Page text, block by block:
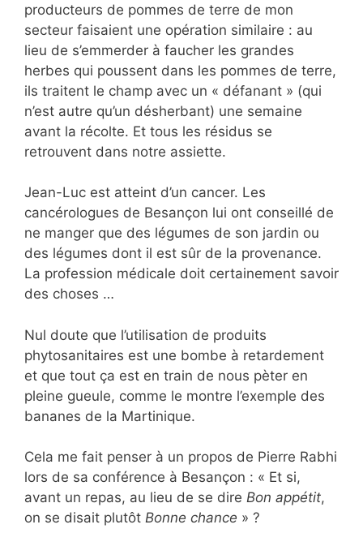
producteurs de pommes de terre de mon
secteur faisaient une opération similaire : au
lieu de s’emmerder à faucher les grandes
herbes qui poussent dans les pommes de terre,
ils traitent le champ avec un « défanant » (qui
n’est autre qu’un désherbant) une semaine
avant la récolte. Et tous les résidus se
retrouvent dans notre assiette.
Jean-Luc est atteint d’un cancer. Les
cancérologues de Besançon lui ont conseillé de
ne manger que des légumes de son jardin ou
des légumes dont il est sûr de la provenance.
La profession médicale doit certainement savoir
des choses …
Nul doute que l’utilisation de produits
phytosanitaires est une bombe à retardement
et que tout ça est en train de nous pèter en
pleine gueule, comme le montre l’exemple des
bananes de la Martinique.
Cela me fait penser à un propos de Pierre Rabhi
lors de sa conférence à Besançon : « Et si,
avant un repas, au lieu de se dire Bon appétit,
on se disait plutôt Bonne chance » ?